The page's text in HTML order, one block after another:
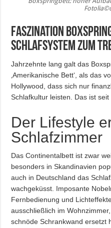
Faszination
Schlafsystem zum
Jahrzehnte lang galt das
‚Amerikanische Bett‘, als das
Hollywood, dass sich nur
Schlafkultur leisten. Das ist
Der Lifestyle
Schlafzimmer
Das Continentalbett ist zwar
besonders in Skandinavien
auch in Deutschland das
wachgeküsst. Imposante
Fernbedienung und
ausschließlich im
schnöde Schrankwand ersetzt